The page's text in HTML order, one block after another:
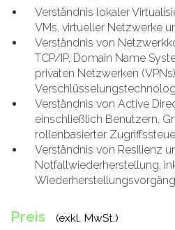
Verständnis lokaler
VMs, virtueller Netzwerke
Verständnis von
TCP/IP, Domain Name
privaten Netzwerken
Verständnis von Active
einschließlich Benutzern,
rollenbasierter
Verständnis von Resilienz
Notfallwiederherstellung,
Preis (exkl. MwSt.)